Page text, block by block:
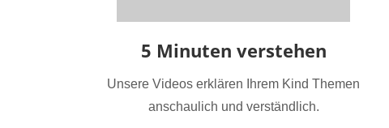
5 Minuten verstehen
Unsere Videos erklären Ihrem Kind Themen
anschaulich und verständlich.